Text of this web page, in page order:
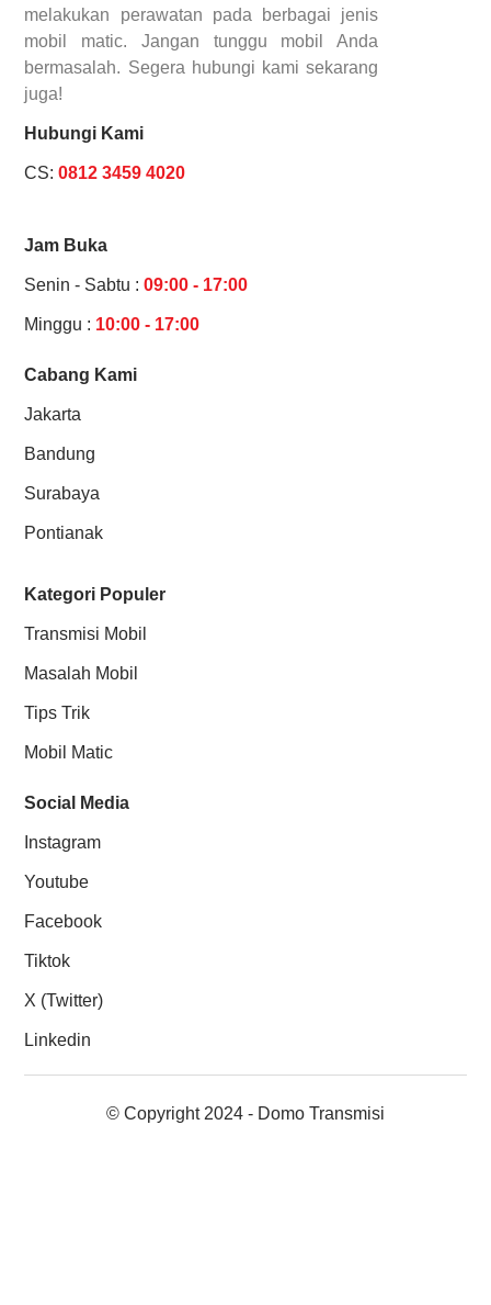
melakukan perawatan pada berbagai jenis
mobil matic. Jangan tunggu mobil Anda
bermasalah. Segera hubungi kami sekarang
juga!
Hubungi Kami
CS:0812 3459 4020
Jam Buka
Senin - Sabtu :09:00 - 17:00
Minggu : 10:00 - 17:00
Cabang Kami
Jakarta
Bandung
Surabaya
Pontianak
Kategori Populer
Transmisi Mobil
Masalah Mobil
Tips Trik
Mobil Matic
Social Media
Instagram
Youtube
Facebook
Tiktok
X (Twitter)
Linkedin
© Copyright 2024 - Domo Transmisi